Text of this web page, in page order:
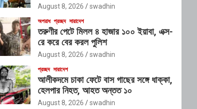
August 8, 2026 swadhin
অপরাধ প্রচ্ছদ সারাদেশ
তরুণীর পেটে মিলল ৪ হাজার ১০০ ইয়াবা, এক্স-
রে করে বের করল পুলিশ
August 8, 2026 swadhin
প্রচ্ছদ সারাদেশ
আলীকদমে চাকা ফেটে বাস গাছের সঙ্গে ধাক্কা,
হেলপার নিহত, আহত অন্তত ১০
August 8, 2026 swadhin